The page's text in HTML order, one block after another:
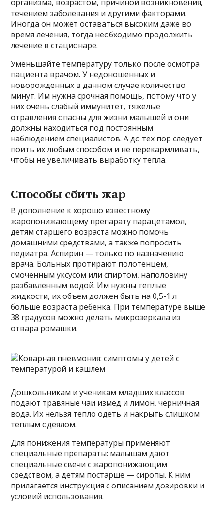
организма, возрастом, причиной возникновения,
течением заболевания и другими факторами.
Иногда он может оставаться высоким даже во
время лечения, тогда необходимо продолжить
лечение в стационаре.
Уменьшайте температуру только после осмотра
пациента врачом. У недоношенных и
новорожденных в данном случае количество
минут. Им нужна срочная помощь, потому что у
них очень слабый иммунитет, тяжелые
отравления опасны для жизни малышей и они
должны находиться под постоянным
наблюдением специалистов. А до тех пор следует
поить их любым способом и не перекармливать,
чтобы не увеличивать выработку тепла.
Способы сбить жар
В дополнение к хорошо известному
жаропонижающему препарату парацетамол,
детям старшего возраста можно помочь
домашними средствами, а также попросить
педиатра. Аспирин — только по назначению
врача. Больных протирают полотенцем,
смоченным уксусом или спиртом, наполовину
разбавленным водой. Им нужны теплые
жидкости, их объем должен быть на 0,5-1 л
больше возраста ребенка. При температуре выше
38 градусов можно делать микрозеркала из
отвара ромашки.
Дошкольникам и ученикам младших классов
подают травяные чаи измед и лимон, черничная
вода. Их нельзя тепло одеть и накрыть слишком
теплым одеялом.
Для понижения температуры применяют
специальные препараты: малышам дают
специальные свечи с жаропонижающим
средством, а детям постарше — сиропы. К ним
прилагается инструкция с описанием дозировки и
условий использования.